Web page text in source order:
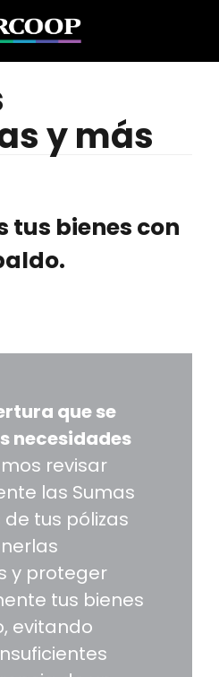
y más
tus bienes con
que se
necesidades
revisar
las Sumas
tus pólizas
y proteger
tus bienes
evitando